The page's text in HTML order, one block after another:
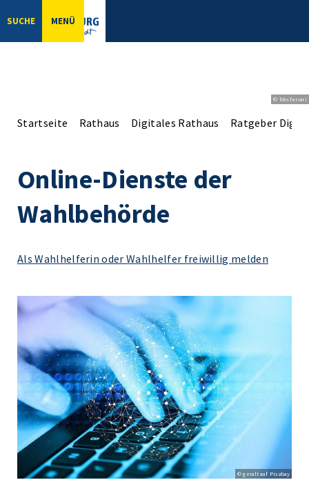
SUCHE MENÜ
© bbsferrari
Startseite Rathaus Digitales Rathaus Ratgeber
Online-Dienste der
Wahlbehörde
Als Wahlhelferin oder Wahlhelfer freiwillig melden
© geralt auf Pixabay